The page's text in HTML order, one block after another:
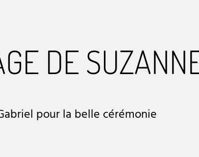
DE
pour la belle cérémonie